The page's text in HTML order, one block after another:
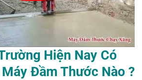
Hiện Nay Có
Đầm Thước Nào ?